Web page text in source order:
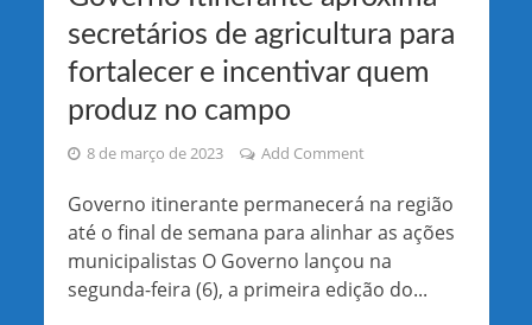
secretários de agricultura para
fortalecer e incentivar quem
produz no campo
8 de março de 2023 Add Comment
Governo itinerante permanecerá na região
até o final de semana para alinhar as ações
municipalistas O Governo lançou na
segunda-feira (6), a primeira edição do...